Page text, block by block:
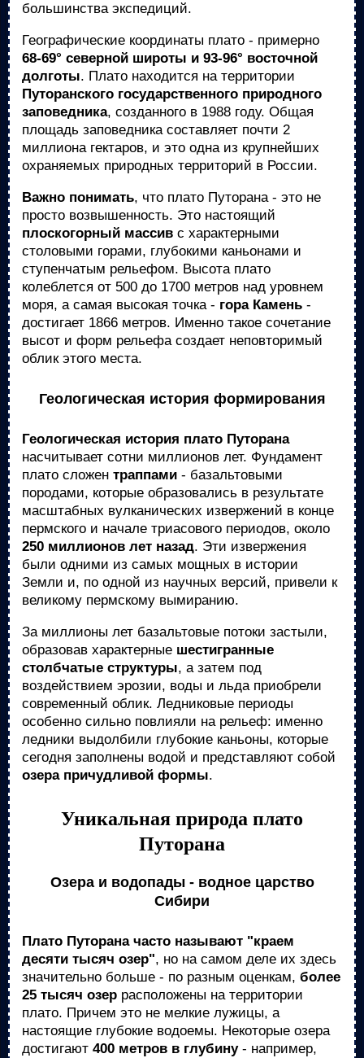
большинства экспедиций.
Географические координаты плато - примерно
68-69° северной широты и 93-96° восточной
долготы. Плато находится на территории
Путоранского государственного природного
заповедника, созданного в 1988 году. Общая
площадь заповедника составляет почти 2
миллиона гектаров, и это одна из крупнейших
охраняемых природных территорий в России.
Важно понимать, что плато Путорана - это не
просто возвышенность. Это настоящий
плоскогорный массив с характерными
столовыми горами, глубокими каньонами и
ступенчатым рельефом. Высота плато
колеблется от 500 до 1700 метров над уровнем
моря, а самая высокая точка - гора Камень -
достигает 1866 метров. Именно такое сочетание
высот и форм рельефа создает неповторимый
облик этого места.
Геологическая история формирования
Геологическая история плато Путорана
насчитывает сотни миллионов лет. Фундамент
плато сложен траппами - базальтовыми
породами, которые образовались в результате
масштабных вулканических извержений в конце
пермского и начале триасового периодов, около
250 миллионов лет назад. Эти извержения
были одними из самых мощных в истории
Земли и, по одной из научных версий, привели к
великому пермскому вымиранию.
За миллионы лет базальтовые потоки застыли,
образовав характерные шестигранные
столбчатые структуры, а затем под
воздействием эрозии, воды и льда приобрели
современный облик. Ледниковые периоды
особенно сильно повлияли на рельеф: именно
ледники выдолбили глубокие каньоны, которые
сегодня заполнены водой и представляют собой
озера причудливой формы.
Уникальная природа плато
Путорана
Озера и водопады - водное царство
Сибири
Плато Путорана часто называют "краем
десяти тысяч озер", но на самом деле их здесь
значительно больше - по разным оценкам, более
25 тысяч озер расположены на территории
плато. Причем это не мелкие лужицы, а
настоящие глубокие водоемы. Некоторые озера
достигают 400 метров в глубину- например,